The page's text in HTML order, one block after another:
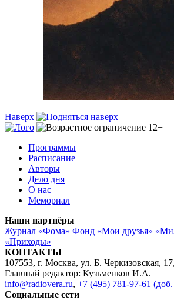
Наверх
Программы
Расписание
Авторы
Дело дня
О нас
Мемориал
Наши партнёры
Журнал «Фома» Фонд «Мои друзья»
«Приходы»
КОНТАКТЫ
107553, г. Москва, ул. Б. Черкизовская,
Главный редактор: Кузьменков И.А.
info@radiovera.ru, +7 (495) 781-97-61
Социальные сети